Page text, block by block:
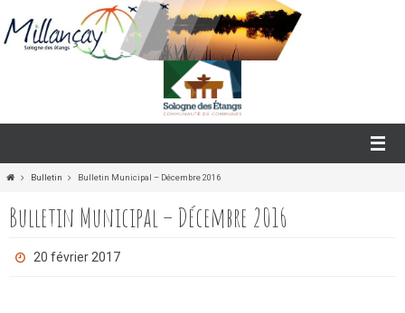
vers
le
HomeBulletin Bulletin Municipal – Décembre 2016
Bulletin Municipal – Décembre 2016
20 février 2017